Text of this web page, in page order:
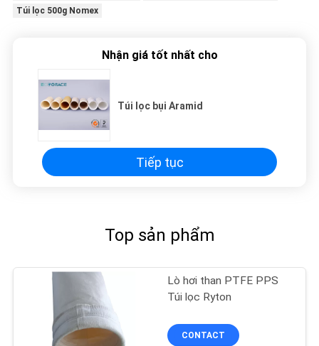
Túi lọc 500g Nomex
Nhận giá tốt nhất cho
Túi lọc bụi Aramid
Tiếp tục
Top sản phẩm
Lò hơi than PTFE PPS
Túi lọc Ryton
CONTACT